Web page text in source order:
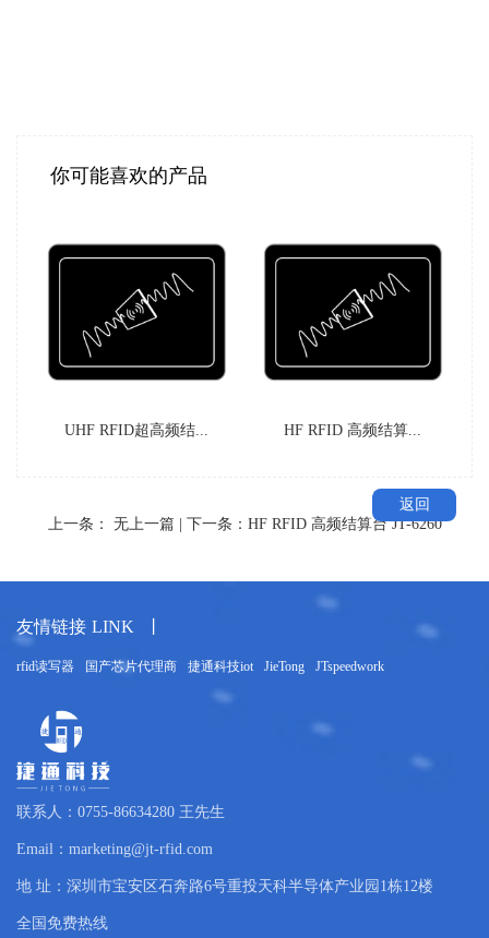
你可能喜欢的产品
UHF RFID超高频结... HF RFID 高频结算...
上一条： 无上一篇| 下一条： HF RFID 高频结算台 JT-6260
返回
友情链接 LINK
rfid读写器 国产芯片代理商 捷通科技iot JieTong JTspeedwork
联系人：0755-86634280 王先生
Email：marketing@jt-rfid.com
地 址：深圳市宝安区石奔路6号重投天科半导体产业园1栋12楼
全国免费热线